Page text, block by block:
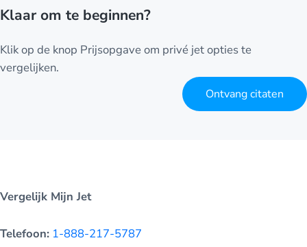
Klaar om te beginnen?
Klik op de knop Prijsopgave om privé jet opties te
vergelijken.
Ontvang citaten
Vergelijk Mijn Jet
Telefoon: 1-888-217-5787